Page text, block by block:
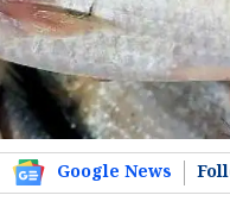
Google News